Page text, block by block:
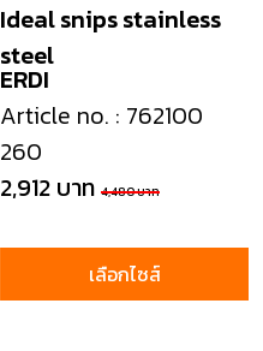
ERDI
Ideal snips stainless
steel
Article no. : 762100
260
2,912 บาท 4,480 บาท
เลือกไซส์